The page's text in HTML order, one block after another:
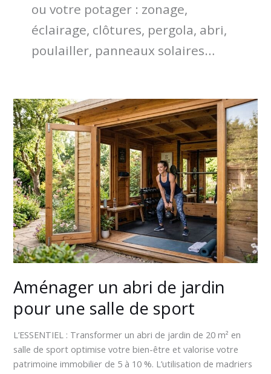
ou votre potager : zonage,
éclairage, clôtures, pergola, abri,
poulailler, panneaux solaires…
Aménager un abri de jardin
pour une salle de sport
L’ESSENTIEL : Transformer un abri de jardin de 20 m² en
salle de sport optimise votre bien-être et valorise votre
patrimoine immobilier de 5 à 10 %. L’utilisation de madriers
Aménager
un
abri
de
jardin
pour
une
salle
de
sport